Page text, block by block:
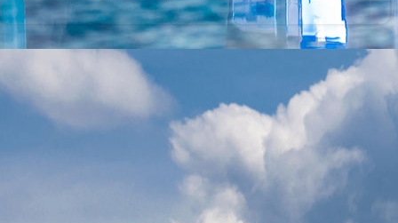
Главная ценность
нашей компании –
это сотрудники